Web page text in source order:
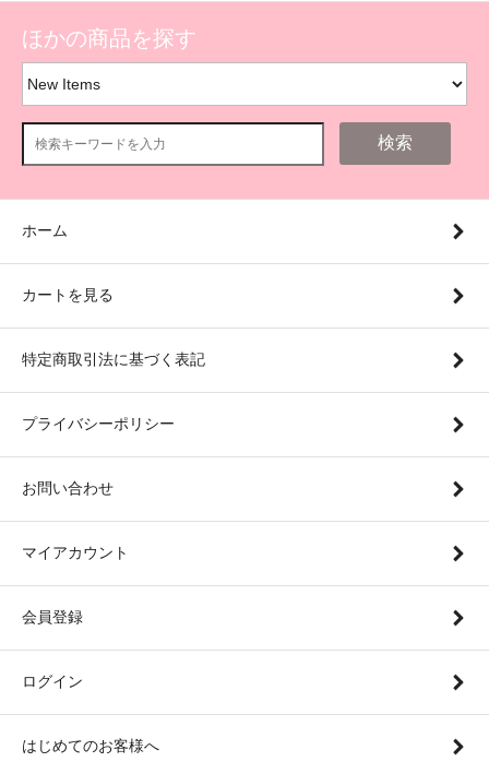
ほかの商品を探す
検索
ホーム
カートを見る
特定商取引法に基づく表記
プライバシーポリシー
お問い合わせ
マイアカウント
会員登録
ログイン
はじめてのお客様へ